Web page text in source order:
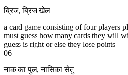
ब्रिज,ब्रिज खेल
a card game consisting of four players
must guess how many cards they will
guess is right or else they lose points
06
नाक का पुल,नासिका सेतु